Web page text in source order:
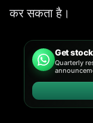
कर सकता है।
Get
Quarterly